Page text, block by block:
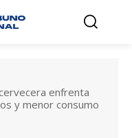
enfrenta
y menor consumo